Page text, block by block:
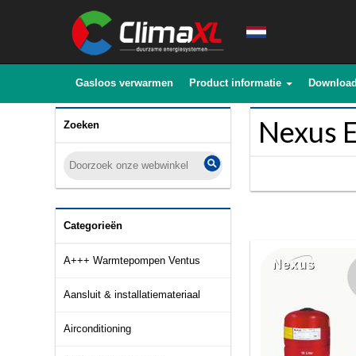
Gasloos verwarmen Product informatie
Zoeken
Categorieën
A+++ Warmtepompen Ventus
Aansluit & installatiemateriaal
Airconditioning
Nexus